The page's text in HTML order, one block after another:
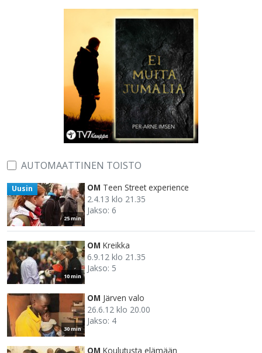
AUTOMAATTINEN TOISTO
25 min
Uusin OM Teen Street experience
2.4.13 klo 21.35
Jakso: 6
10 min
OM Kreikka
6.9.12 klo 21.35
Jakso: 5
30 min
OM Järven valo
26.6.12 klo 20.00
Jakso: 4
OM Koulutusta elämään